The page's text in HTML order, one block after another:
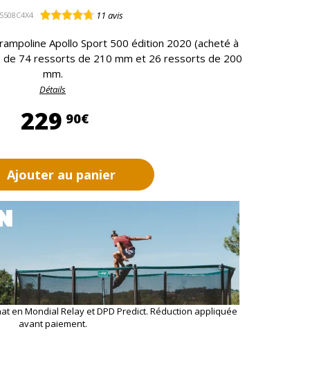
5508C4X4 11 avis
Apollo Sport 500 édition 2020 (acheté à
74 ressorts de 210 mm et 26 ressorts de 200
mm.
Détails
229 90€229,90 €
Ajouter au panier
en Mondial Relay et DPD Predict. Réduction appliquée
avant paiement.